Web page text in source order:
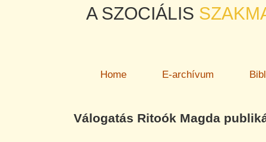
A SZOCIÁLIS
Home E-archívum
Válogatás Ritoók Magda